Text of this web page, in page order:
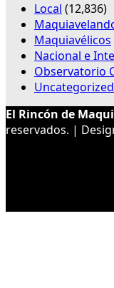
Local (12,836)
Maquiavélicos
Nacional e
Observatorio
Uncategorized
El Rincón de
reservados. |